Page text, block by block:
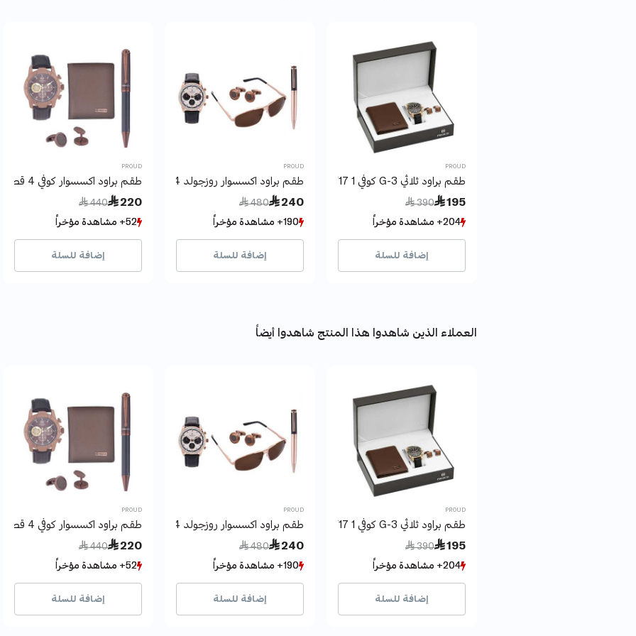
PROUD
طقم براود ثلاثي G-3 كوفي 1 Y17
 195
Price reduced from
 390
to
204+ مشاهدة مؤخراً
33+ بيع مؤخراً
204+ مشاهدة مؤخراً
33+ بيع مؤخراً
إضافة للسلة
PROUD
طقم براود اكسسوار روزجولد 4 قطع
 240
Price reduced from
 480
to
190+ مشاهدة مؤخراً
36+ بيع مؤخراً
190+ مشاهدة مؤخراً
36+ بيع مؤخراً
إضافة للسلة
PROUD
طقم براود اكسسوار كوفي 4 قطع
 220
Price reduced from
 440
to
52+ مشاهدة مؤخراً
5+ بيع مؤخراً
52+ مشاهدة مؤخراً
5+ بيع مؤخراً
إضافة للسلة
العملاء الذين شاهدوا هذا المنتج شاهدوا أيضاً
PROUD
طقم براود ثلاثي G-3 كوفي 1 Y17
 195
Price reduced from
 390
to
204+ مشاهدة مؤخراً
33+ بيع مؤخراً
204+ مشاهدة مؤخراً
33+ بيع مؤخراً
إضافة للسلة
PROUD
طقم براود اكسسوار روزجولد 4 قطع
 240
Price reduced from
 480
to
190+ مشاهدة مؤخراً
36+ بيع مؤخراً
190+ مشاهدة مؤخراً
36+ بيع مؤخراً
إضافة للسلة
PROUD
طقم براود اكسسوار كوفي 4 قطع
 220
Price reduced from
 440
to
52+ مشاهدة مؤخراً
5+ بيع مؤخراً
52+ مشاهدة مؤخراً
5+ بيع مؤخراً
إضافة للسلة